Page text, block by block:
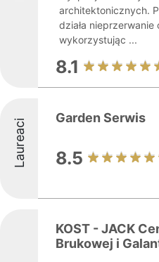
architektonicznych.
działa
wykorzystując ...
8.1
Laureaci Garden Serwis
8.5
KOST - JACK
Brukowej i